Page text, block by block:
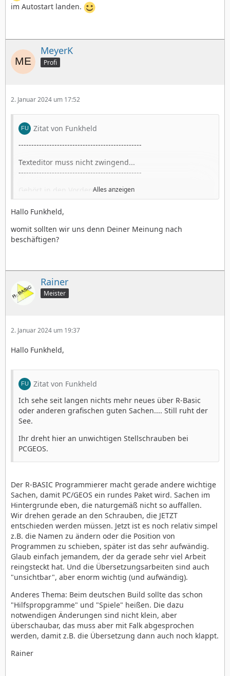
im Autostart landen.
MeyerK
Profi
2. Januar 2024 um 17:52
Zitat von Funkheld
------------------------------------------------
Texteditor muss nicht zwingend...
------------------------------------------------
Gehört in den Vordergrund.
Befasst euch zu wenig mit der Praxis und Text im
PCGEOS.
Finde es schrecklich wenn man den Texteditor suchen
muss wie ein Irrer im Wald.
Ihr dreht hier an unwichtigen Stellschrauben bei
PCGEOS.
Alles anzeigen
Hallo Funkheld,
womit sollten wir uns denn Deiner Meinung nach
beschäftigen?
Rainer
Meister
2. Januar 2024 um 19:37
Hallo Funkheld,
Zitat von Funkheld
Ich sehe seit langen nichts mehr neues über R-Basic
oder anderen grafischen guten Sachen.... Still ruht der
See.
Ihr dreht hier an unwichtigen Stellschrauben bei
PCGEOS.
Der R-BASIC Programmierer macht gerade andere wichtige
Sachen, damit PC/GEOS ein rundes Paket wird. Sachen im
Hintergrunde eben, die naturgemäß nicht so auffallen.
Wir drehen gerade an den Schrauben, die JETZT
entschieden werden müssen. Jetzt ist es noch relativ simpel
z.B. die Namen zu ändern oder die Position von
Programmen zu schieben, später ist das sehr aufwändig.
Glaub einfach jemandem, der da gerade sehr viel Arbeit
reingsteckt hat. Und die Übersetzungsarbeiten sind auch
"unsichtbar", aber enorm wichtig (und aufwändig).
Anderes Thema: Beim deutschen Build sollte das schon
"Hilfspropgramme" und "Spiele" heißen. Die dazu
notwendigen Änderungen sind nicht klein, aber
überschaubar, das muss aber mit Falk abgesprochen
werden, damit z.B. die Übersetzung dann auch noch klappt.
Rainer